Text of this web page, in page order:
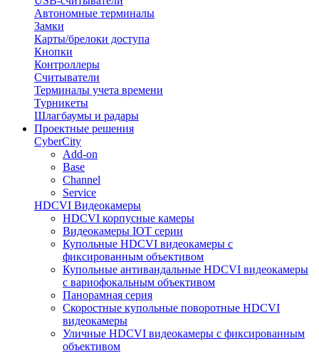
Автономные терминалы
Замки
Карты/брелоки доступа
Кнопки
Контроллеры
Считыватели
Терминалы учета времени
Турникеты
Шлагбаумы и радары
Проектные решения
CyberCity
Add-on
Base
Channel
Service
HDCVI Видеокамеры
HDCVI корпусные камеры
Видеокамеры IOT серии
Купольные HDCVI видеокамеры с
фиксированным объективом
Купольные антивандальные HDCVI видеокамеры
с вариофокальным объективом
Панорамная серия
Скоростные купольные поворотные HDCVI
видеокамеры
Уличные HDCVI видеокамеры с фиксированным
объективом